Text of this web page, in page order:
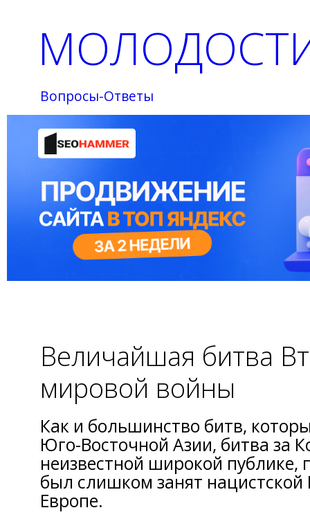
Вопросы-Ответы
Величайшая битва
мировой войны
Как и большинство битв,
Юго-Восточной Азии, битва за
неизвестной широкой публике,
был слишком занят нацистской
Европе.